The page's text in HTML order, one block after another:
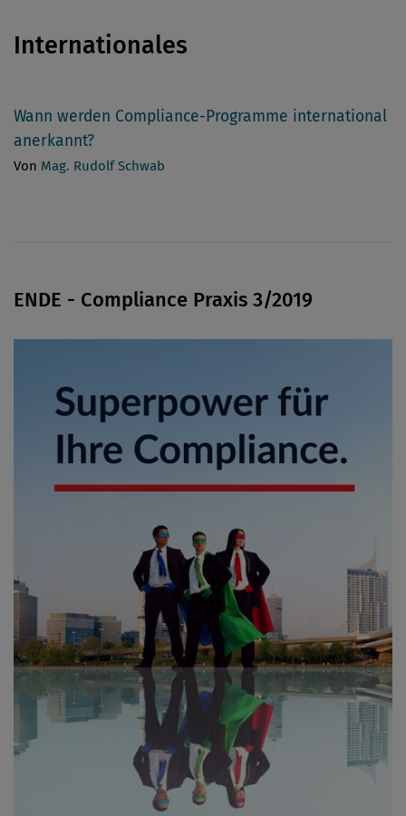
Internationales
Wann werden Compliance-Programme international
anerkannt?
Von Mag. Rudolf Schwab
ENDE - Compliance Praxis 3/2019